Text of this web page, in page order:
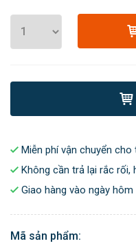
Miễn phí vận chuyển
Không cần trả lại rắc rối,
Giao hàng vào ngày
Mã sản phẩm: